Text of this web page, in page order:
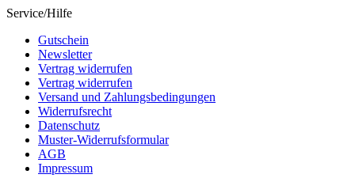
Service/Hilfe
Gutschein
Newsletter
Vertrag widerrufen
Vertrag widerrufen
Versand und Zahlungsbedingungen
Widerrufsrecht
Datenschutz
Muster-Widerrufsformular
AGB
Impressum